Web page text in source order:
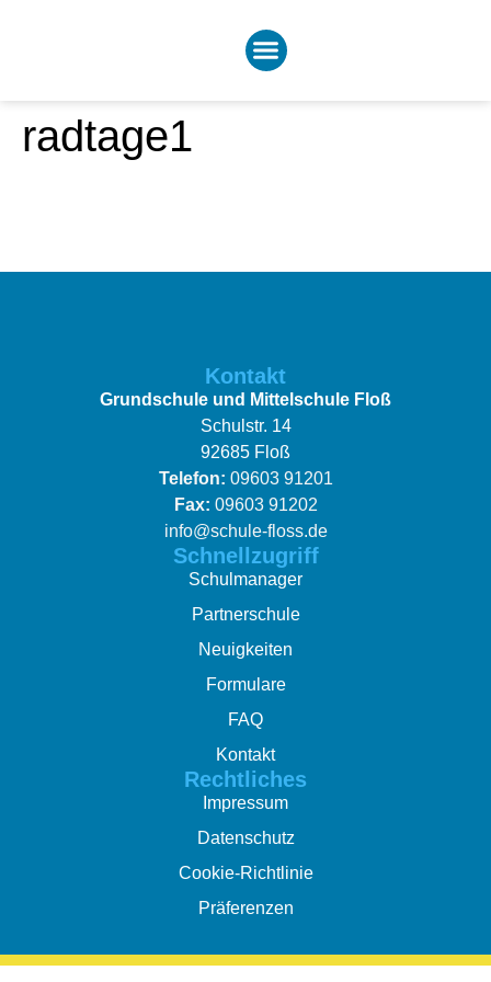
radtage1
Kontakt
Grundschule und Mittelschule Floß
Schulstr. 14
92685 Floß
Telefon: 09603 91201
Fax: 09603 91202
info@schule-floss.de
Schnellzugriff
Schulmanager
Partnerschule
Neuigkeiten
Formulare
FAQ
Kontakt
Rechtliches
Impressum
Datenschutz
Cookie-Richtlinie
Präferenzen